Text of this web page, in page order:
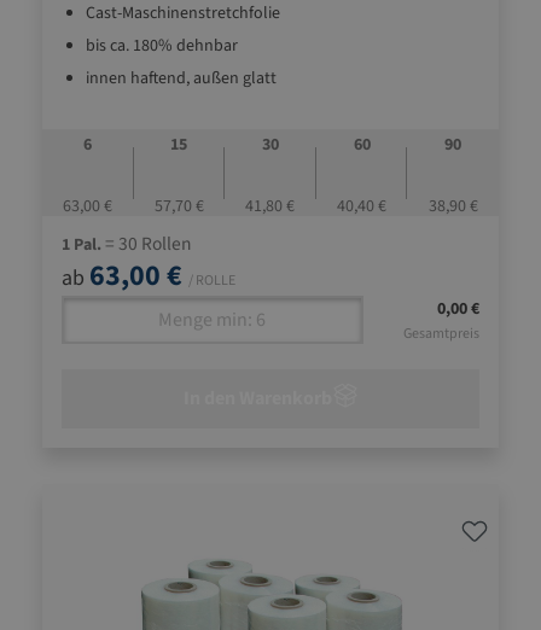
Cast-Maschinenstretchfolie
bis ca. 180% dehnbar
innen haftend, außen glatt
6
63,00 €
15
57,70 €
30
41,80 €
60
40,40 €
90
38,90 €
1 Pal. = 30 Rollen
ab 63,00 € / ROLLE
0,00 €
Gesamtpreis